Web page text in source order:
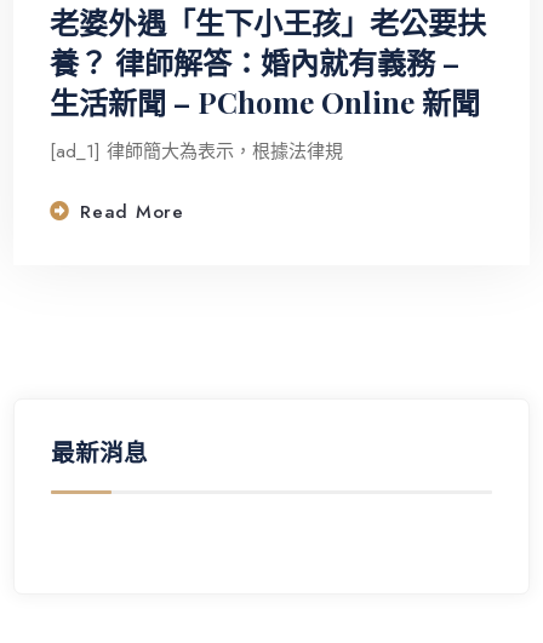
老婆外遇「生下小王孩」老公要扶
養？ 律師解答：婚內就有義務 –
生活新聞 – PChome Online 新聞
[ad_1] 律師簡大為表示，根據法律規
Read More
最新消息